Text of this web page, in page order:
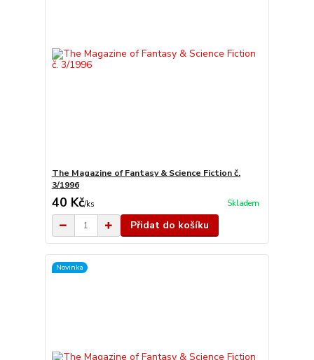
The Magazine of Fantasy & Science Fiction č.
3/1996
40 Kč/ks Skladem
Přidat do košíku
Novinka